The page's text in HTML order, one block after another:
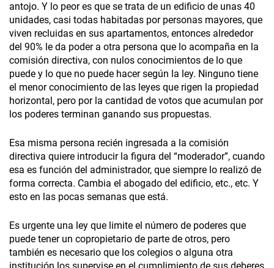
antojo. Y lo peor es que se trata de un edificio de unas 40
unidades, casi todas habitadas por personas mayores, que
viven recluidas en sus apartamentos, entonces alrededor
del 90% le da poder a otra persona que lo acompaña en la
comisión directiva, con nulos conocimientos de lo que
puede y lo que no puede hacer según la ley. Ninguno tiene
el menor conocimiento de las leyes que rigen la propiedad
horizontal, pero por la cantidad de votos que acumulan por
los poderes terminan ganando sus propuestas.
Esa misma persona recién ingresada a la comisión
directiva quiere introducir la figura del “moderador”, cuando
esa es función del administrador, que siempre lo realizó de
forma correcta. Cambia el abogado del edificio, etc., etc. Y
esto en las pocas semanas que está.
Es urgente una ley que limite el número de poderes que
puede tener un copropietario de parte de otros, pero
también es necesario que los colegios o alguna otra